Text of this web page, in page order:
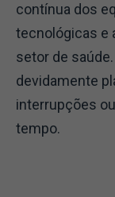
contínua dos
tecnológicas e
setor de
devidamente
interrupções
tempo.